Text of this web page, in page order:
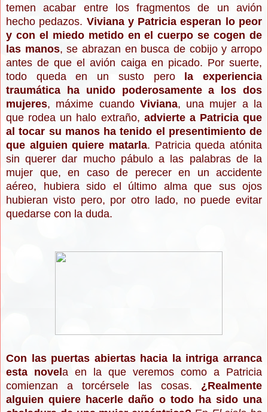
temen acabar entre los fragmentos de un avión
hecho pedazos. Viviana y Patricia esperan lo peor
y con el miedo metido en el cuerpo se cogen de
las manos, se abrazan en busca de cobijo y arropo
antes de que el avión caiga en picado. Por suerte,
todo queda en un susto perola experiencia
traumática ha unido poderosamente a los dos
mujeres, máxime cuando Viviana, una mujer a la
que rodea un halo extraño, advierte a Patricia que
al tocar su manos ha tenido el presentimiento de
que alguien quiere matarla. Patricia queda atónita
sin querer dar mucho pábulo a las palabras de la
mujer que, en caso de perecer en un accidente
aéreo, hubiera sido el último alma que sus ojos
hubieran visto pero, por otro lado, no puede evitar
quedarse con la duda.
Con las puertas abiertas hacia la intriga arranca
esta novel a en la que veremos como a Patricia
comienzan a torcérsele las cosas. ¿Realmente
alguien quiere hacerle daño o todo ha sido una